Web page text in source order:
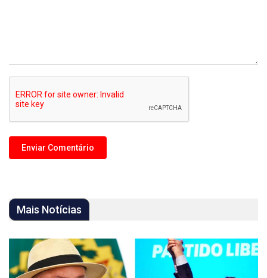
Mais Notícias